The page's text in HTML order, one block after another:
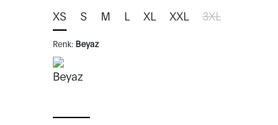
XS S M L XL XXL 3XL
Renk: Beyaz